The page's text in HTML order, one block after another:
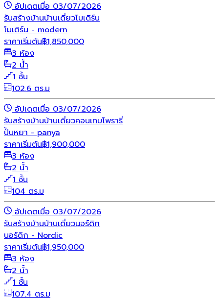
อัปเดตเมื่อ 03/07/2026
รับสร้างบ้านบ้านเดี่ยวโมเดิร์น
โมเดิร์น - modern
ราคาเริ่มต้น฿1,850,000
3 ห้อง
2 น้ำ
1 ชั้น
102.6 ตร.ม
อัปเดตเมื่อ 03/07/2026
รับสร้างบ้านบ้านเดี่ยวคอนเทมโพรารี่
ปั้นหยา - panya
ราคาเริ่มต้น฿1,900,000
3 ห้อง
2 น้ำ
1 ชั้น
104 ตร.ม
อัปเดตเมื่อ 03/07/2026
รับสร้างบ้านบ้านเดี่ยวนอร์ดิก
นอร์ดิก - Nordic
ราคาเริ่มต้น฿1,950,000
3 ห้อง
2 น้ำ
1 ชั้น
107.4 ตร.ม